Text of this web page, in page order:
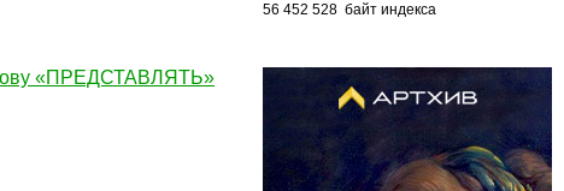
56 452 528 байт индекса
«ПРЕДСТАВЛЯТЬ»